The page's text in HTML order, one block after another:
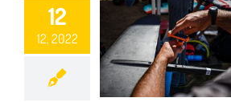
12
12, 2022